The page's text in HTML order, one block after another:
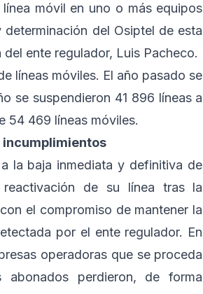
móvil en uno o más equipos
del Osiptel de esta
ente regulador, Luis Pacheco.
líneas móviles. El año pasado se
se suspendieron 41 896 líneas a
54 469 líneas móviles.
incumplimientos
la baja inmediata y definitiva de
de su línea tras la
el compromiso de mantener la
por el ente regulador. En
operadoras que se proceda
perdieron, de forma